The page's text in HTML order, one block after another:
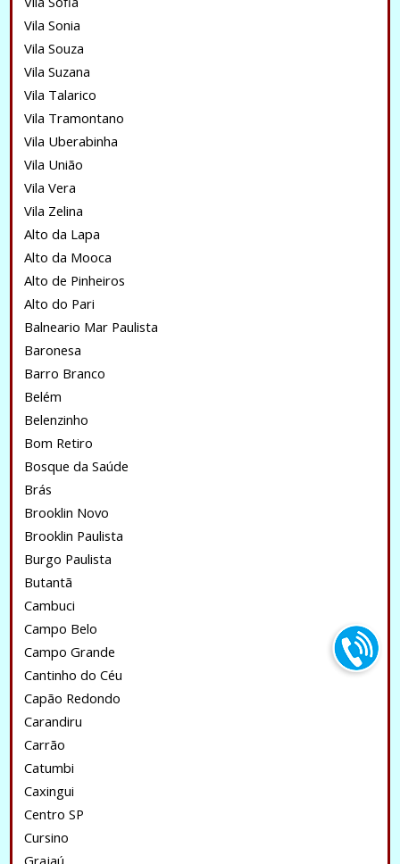
Vila Sonia
Vila Souza
Vila Suzana
Vila Talarico
Vila Tramontano
Vila Uberabinha
Vila União
Vila Vera
Vila Zelina
Alto da Lapa
Alto da Mooca
Alto de Pinheiros
Alto do Pari
Balneario Mar Paulista
Baronesa
Barro Branco
Belém
Belenzinho
Bom Retiro
Bosque da Saúde
Brás
Brooklin Novo
Brooklin Paulista
Burgo Paulista
Butantã
Cambuci
Campo Belo
Campo Grande
Cantinho do Céu
Capão Redondo
Carandiru
Carrão
Catumbi
Caxingui
Centro SP
Cursino
Grajaú